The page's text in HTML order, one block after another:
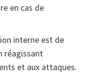
en cas de
interne est de
réagissant
et aux attaques.